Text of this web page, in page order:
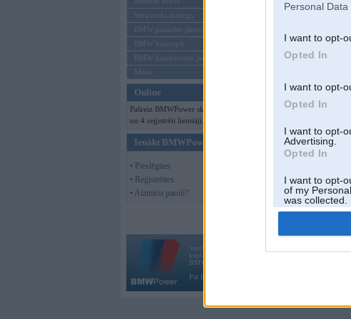
Personal
I want to opt-
Opted In
I want to opt-
Opted In
I want to opt-
Advertising.
Opted In
I want to opt-
of my
was collected.
Opted Out
Sērijveida tūnings
BMW pasaules jaunumi
BMW koncepti
BMW konkurentu jaunumi
Moto
Online
Pašreiz BMWPower skatās 91 viesi
un 4 reģistrēti lietotāji.
Ienākt BMWPower
• Pieslēgties
• Reģistrēties
• Aizmirsi paroli?
Vortāls BMWPower.lv darbojas
kopš 2002. gada 14. maija. Tas nav auto klubs un nav
BMW AG.
Par BMWPower